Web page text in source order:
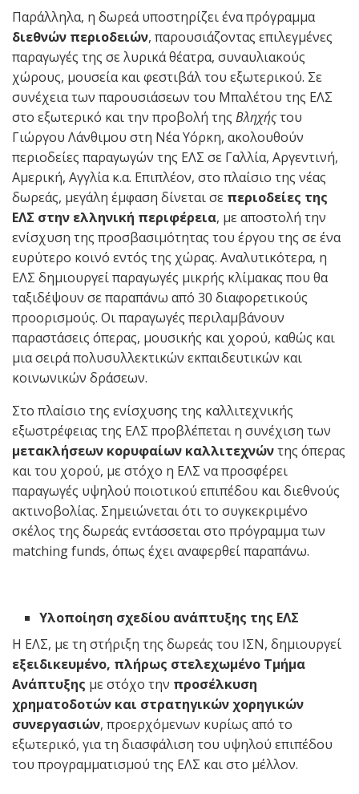
Παράλληλα, η δωρεά υποστηρίζει ένα πρόγραμμα
διεθνών περιοδειών, παρουσιάζοντας επιλεγμένες
παραγωγές της σε λυρικά θέατρα, συναυλιακούς
χώρους, μουσεία και φεστιβάλ του εξωτερικού. Σε
συνέχεια των παρουσιάσεων του Μπαλέτου της ΕΛΣ
στο εξωτερικό και την προβολή της Βληχήςτου
Γιώργου Λάνθιμου στη Νέα Υόρκη, ακολουθούν
περιοδείες παραγωγών της ΕΛΣ σε Γαλλία, Αργεντινή,
Αμερική, Αγγλία κ.α. Επιπλέον, στο πλαίσιο της νέας
δωρεάς, μεγάλη έμφαση δίνεται σε περιοδείες της
ΕΛΣ στην ελληνική περιφέρεια, με αποστολή την
ενίσχυση της προσβασιμότητας του έργου της σε ένα
ευρύτερο κοινό εντός της χώρας. Αναλυτικότερα, η
ΕΛΣ δημιουργεί παραγωγές μικρής κλίμακας που θα
ταξιδέψουν σε παραπάνω από 30 διαφορετικούς
προορισμούς. Οι παραγωγές περιλαμβάνουν
παραστάσεις όπερας, μουσικής και χορού, καθώς και
μια σειρά πολυσυλλεκτικών εκπαιδευτικών και
κοινωνικών δράσεων.
Στο πλαίσιο της ενίσχυσης της καλλιτεχνικής
εξωστρέφειας της ΕΛΣ προβλέπεται η συνέχιση των
μετακλήσεων κορυφαίων καλλιτεχνώντης όπερας
και του χορού, με στόχο η ΕΛΣ να προσφέρει
παραγωγές υψηλού ποιοτικού επιπέδου και διεθνούς
ακτινοβολίας. Σημειώνεται ότι το συγκεκριμένο
σκέλος της δωρεάς εντάσσεται στο πρόγραμμα των
matching funds, όπως έχει αναφερθεί παραπάνω.
Υλοποίηση σχεδίου ανάπτυξης της ΕΛΣ
Η ΕΛΣ, με τη στήριξη της δωρεάς του ΙΣΝ, δημιουργεί
εξειδικευμένο, πλήρως στελεχωμένο Τμήμα
Ανάπτυξης με στόχο την προσέλκυση
χρηματοδοτών και στρατηγικών χορηγικών
συνεργασιών, προερχόμενων κυρίως από το
εξωτερικό, για τη διασφάλιση του υψηλού επιπέδου
του προγραμματισμού της ΕΛΣ και στο μέλλον.